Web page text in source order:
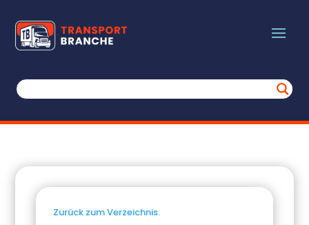
Zurück zum Verzeichnis.